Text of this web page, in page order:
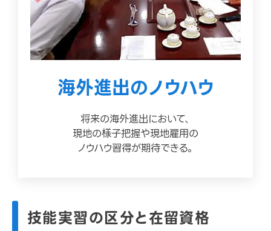
海外進出のノウハウ
将来の海外進出において、
現地の様子把握や現地雇用の
ノウハウ習得が期待できる。
技能実習の区分と在留資格